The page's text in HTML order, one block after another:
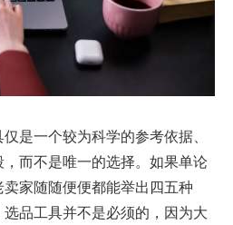
是一个较为科学的参考依据、
而不是唯一的选择。如果单论
家随随便便都能举出四五种
品工具并不是必须的，因为大